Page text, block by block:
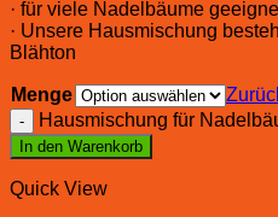
· für viele Nadelbäume
· Unsere Hausmischung
Blähton
Menge
Hausmischung für
In den Warenkorb
Quick View